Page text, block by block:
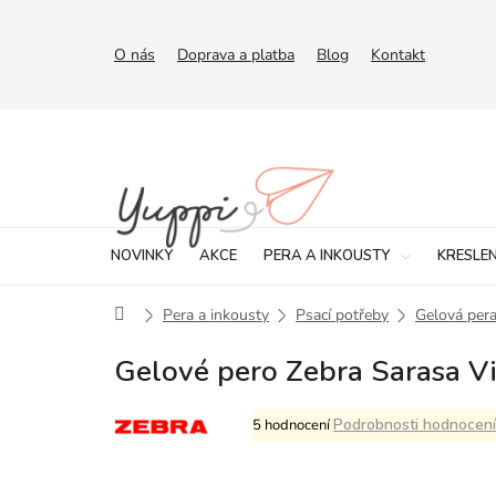
O nás Doprava a platba Blog Kontakt
NOVINKY AKCE PERA A INKOUSTY
DomůPera a inkousty Psací potřeby Gelová pera
Gelové pero Zebra Sarasa
Průměrné
hodnocení
5 hodnoceníPodrobnosti hodnocení